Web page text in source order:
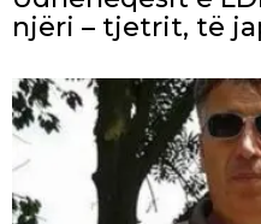
njëri – tjetrit, të